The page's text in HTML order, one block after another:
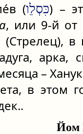
(כִּסְלֵו) –
, или 9-й от
(Стрелец),
арка,
–
в этом
Йом